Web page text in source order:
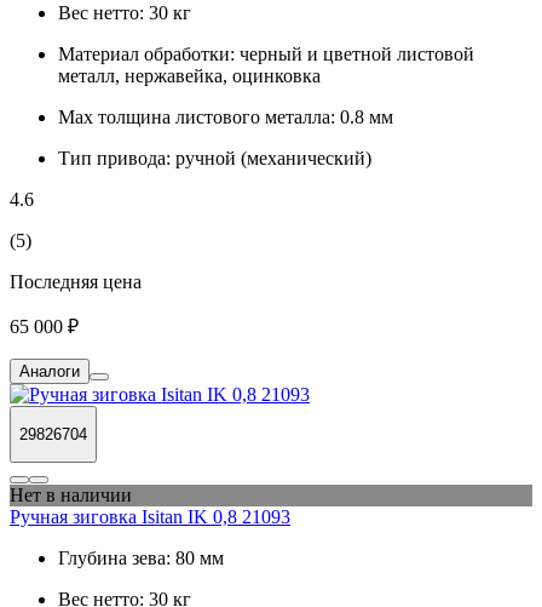
Вес нетто: 30 кг
Материал обработки: черный и цветной листовой
металл, нержавейка, оцинковка
Max толщина листового металла: 0.8 мм
Тип привода: ручной (механический)
4.6
(5)
Последняя цена
65 000 ₽
Аналоги
29826704
Нет в наличии
Ручная зиговка Isitan IK 0,8 21093
Глубина зева: 80 мм
Вес нетто: 30 кг